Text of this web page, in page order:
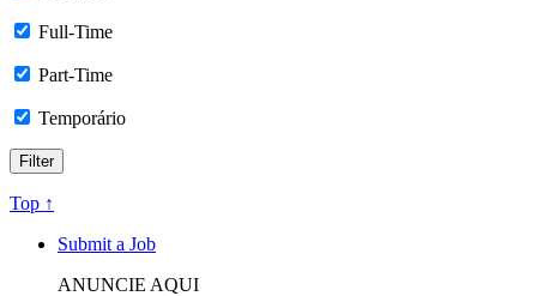
Full-Time
Part-Time
Temporário
Top ↑
Submit a Job
ANUNCIE AQUI